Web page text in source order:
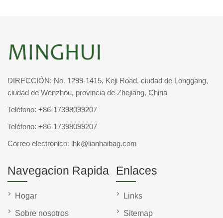
DIRECCIÓN: No. 1299-1415, Keji Road, ciudad de Longgang,
ciudad de Wenzhou, provincia de Zhejiang, China
Teléfono: +86-17398099207
Teléfono: +86-17398099207
Correo electrónico: lhk@lianhaibag.com
Navegacion Rapida
Hogar
Sobre nosotros
Enlaces
Links
Sitemap